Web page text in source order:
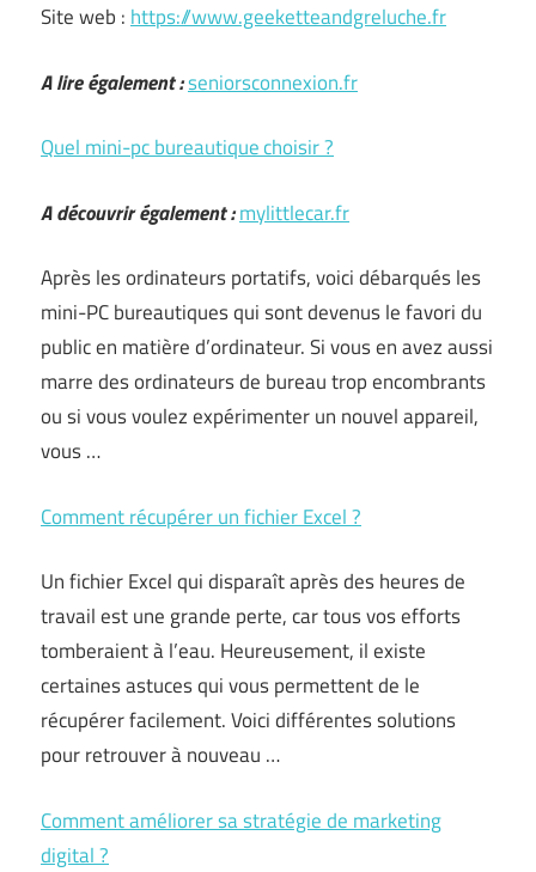
Site web : https://www.geeketteandgreluche.fr
A lire également :seniorsconnexion.fr
Quel mini-pc bureautique choisir ?
A découvrir également :mylittlecar.fr
Après les ordinateurs portatifs, voici débarqués les
mini-PC bureautiques qui sont devenus le favori du
public en matière d’ordinateur. Si vous en avez aussi
marre des ordinateurs de bureau trop encombrants
ou si vous voulez expérimenter un nouvel appareil,
vous …
Comment récupérer un fichier Excel ?
Un fichier Excel qui disparaît après des heures de
travail est une grande perte, car tous vos efforts
tomberaient à l’eau. Heureusement, il existe
certaines astuces qui vous permettent de le
récupérer facilement. Voici différentes solutions
pour retrouver à nouveau …
Comment améliorer sa stratégie de marketing
digital ?